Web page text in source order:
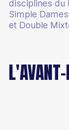
Catalogue de
Paris sportifs
Accueillir des
Labels
Écoles
disciplines du
Simple
et Double